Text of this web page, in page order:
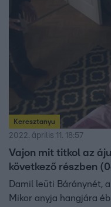
Keresztanyu
2022. április 11. 18:57
Vajon mit titkol az
következő részben
Damil leüti Báránynét,
Mikor anyja hangjára